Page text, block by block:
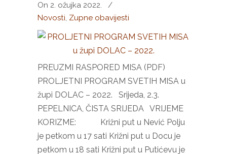
On 2. ožujka 2022.
/
Novosti, Zupne obavijesti
PREUZMI RASPORED MISA (PDF)
PROLJETNI PROGRAM SVETIH MISA u
župi DOLAC – 2022. Srijeda, 2.3.
PEPELNICA, ČISTA SRIJEDA VRIJEME
KORIZME: Križni put u Nević Polju
je petkom u 17 sati Križni put u Docu je
petkom u 18 sati Križni put u Putićevu je